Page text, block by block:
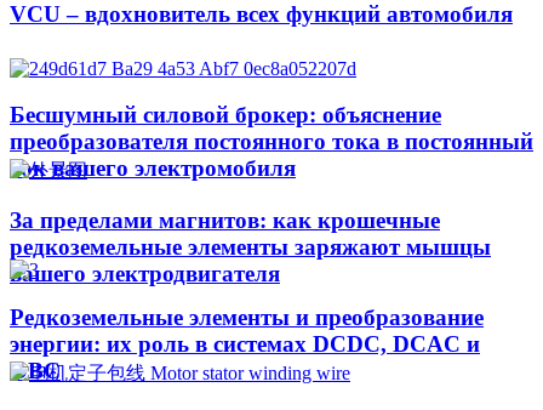
VCU – вдохновитель всех функций автомобиля
Бесшумный силовой брокер: объяснение
преобразователя постоянного тока в постоянный
ток вашего электромобиля
За пределами магнитов: как крошечные
редкоземельные элементы заряжают мышцы
вашего электродвигателя
Редкоземельные элементы и преобразование
энергии: их роль в системах DCDC, DCAC и
OBC